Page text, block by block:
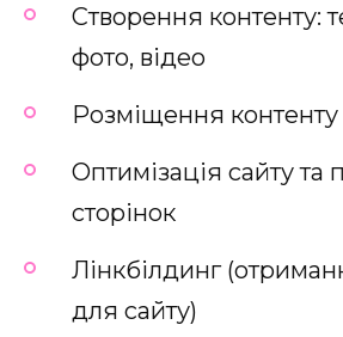
Створення контенту:
фото, відео
Розміщення контенту
Оптимізація сайту та
сторінок
Лінкбілдинг
для сайту)